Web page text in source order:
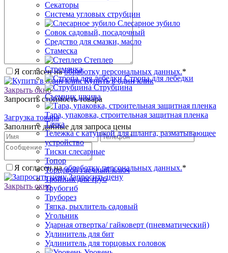
Секаторы
Система угловых струбцин
Слесарное зубило
Совок садовый, посадочный
Средство для смазки, масло
Стамеска
Степлер
Стремянка
Стропа для лебедки
Струбцина
Съемник шкива
Тара, упаковка, строительная защитная пленка
Тачка
Тележка с катушкой для шланга, разматывающее
устройство
Тиски слесарные
Топор
Торцевой гаечный ключ
Тройник для труб
Трубогиб
Труборез
Тяпка, рыхлитель садовый
Угольник
Ударная отвертка/ гайковерт (пневматический)
Удлинитель для бит
Удлинитель для торцовых головок
Я согласен наобработку персональных данных.*
Купить в один клик
Закрыть окно
Запросить стоимость товара
Загрузка товара
Заполните данные для запроса цены
Я согласен наобработку персональных данных.*
Запросить цену
Закрыть окно